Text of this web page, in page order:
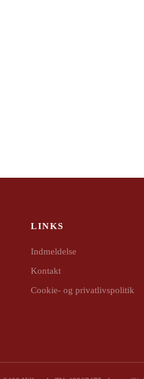
LINKS
Indmeldelse
Kontakt
Cookie- og privatlivspolitik